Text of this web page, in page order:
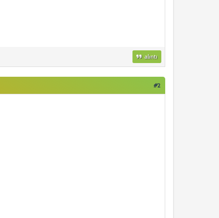
alıntı
#2